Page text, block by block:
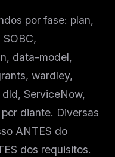
por fase: plan,
data-model,
wardley,
ServiceNow,
diante. Diversas
ANTES do
dos requisitos.